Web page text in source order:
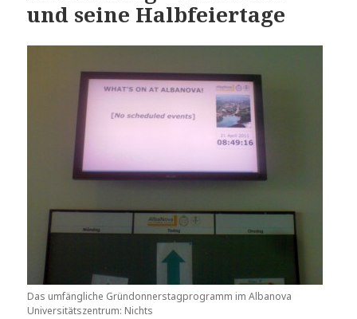
und seine Halbfeiertage
Das umfängliche Gründonnerstagprogramm im Albanova
Universitätszentrum: Nichts